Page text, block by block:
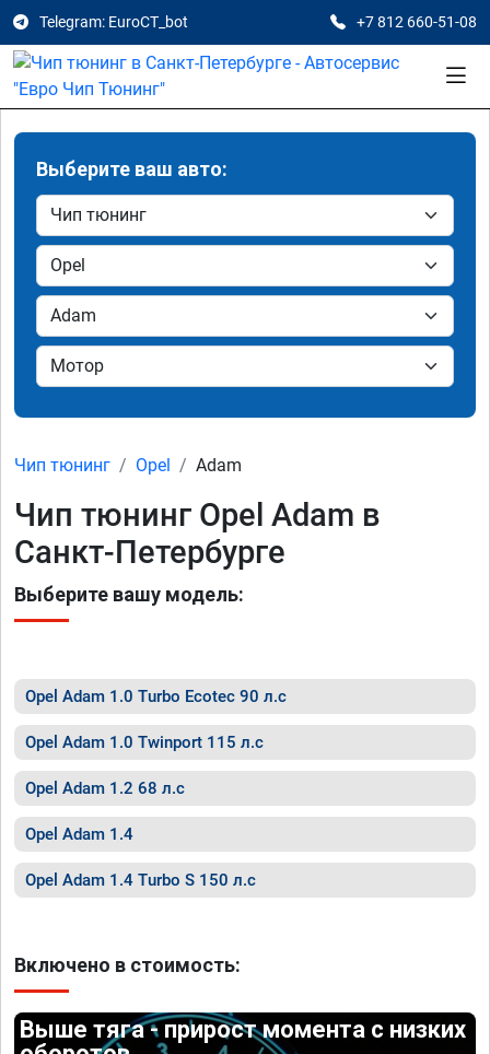
Telegram: EuroCT_bot +7 812 660-51-08
Выберите ваш авто:
Чип тюнинг Opel Adam
Чип тюнинг Opel Adam в
Санкт-Петербурге
Выберите вашу модель:
Opel Adam 1.0 Turbo Ecotec 90 л.с
Opel Adam 1.0 Twinport 115 л.с
Opel Adam 1.2 68 л.с
Opel Adam 1.4
Opel Adam 1.4 Turbo S 150 л.с
Включено в стоимость:
Выше тяга - прирост момента с низких